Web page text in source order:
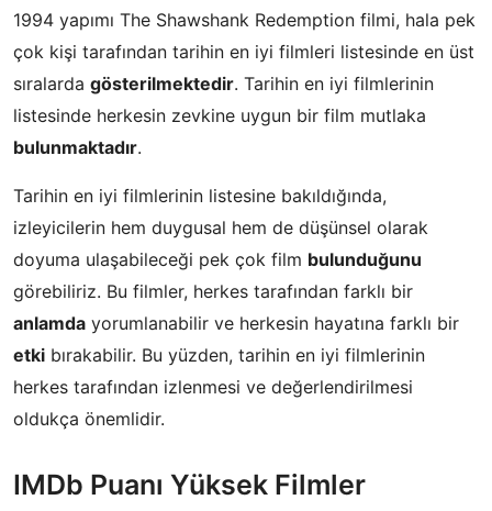
1994 yapımı The Shawshank Redemption filmi, hala pek
çok kişi tarafından tarihin en iyi filmleri listesinde en üst
sıralarda gösterilmektedir. Tarihin en iyi filmlerinin
listesinde herkesin zevkine uygun bir film mutlaka
bulunmaktadır.
Tarihin en iyi filmlerinin listesine bakıldığında,
izleyicilerin hem duygusal hem de düşünsel olarak
doyuma ulaşabileceği pek çok film bulunduğunu
görebiliriz. Bu filmler, herkes tarafından farklı bir
anlamda yorumlanabilir ve herkesin hayatına farklı bir
etki bırakabilir. Bu yüzden, tarihin en iyi filmlerinin
herkes tarafından izlenmesi ve değerlendirilmesi
oldukça önemlidir.
IMDb Puanı Yüksek Filmler